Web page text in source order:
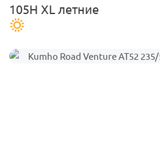
105H XL летние